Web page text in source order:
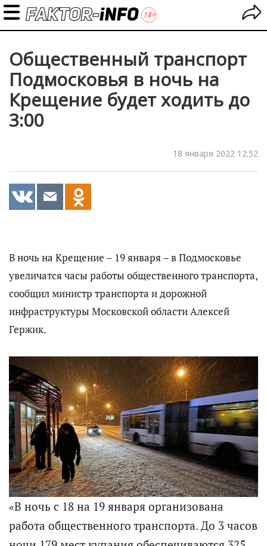
Общественный транспорт
Подмосковья в ночь на
Крещение будет ходить до
3:00
18 января 2022 12:52
В ночь на Крещение – 19 января – в Подмосковье
увеличатся часы работы общественного транспорта,
сообщил министр транспорта и дорожной
инфраструктуры Московской области Алексей
Гержик.
«В ночь с 18 на 19 января организована
работа общественного транспорта. До 3 часов